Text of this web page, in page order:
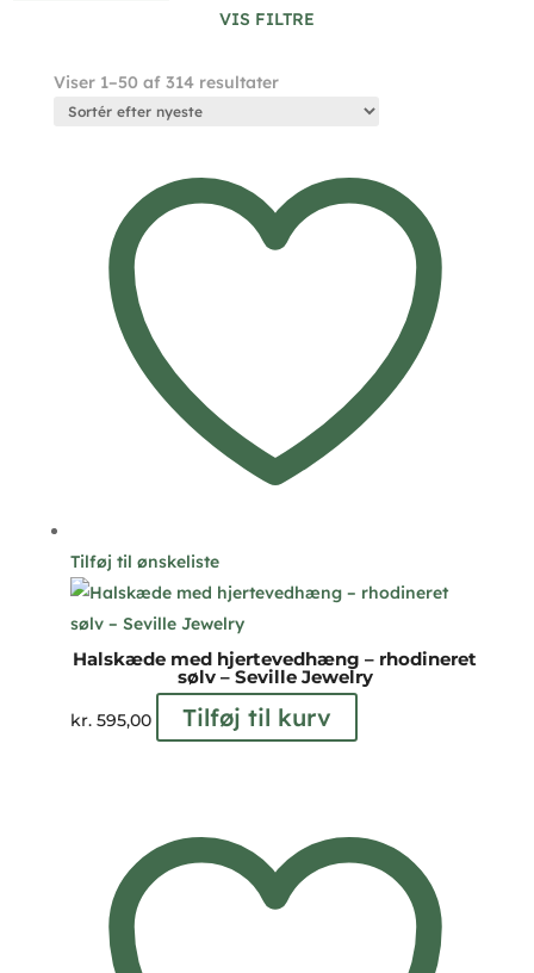
VIS FILTRE
Viser 1–50 af 314 resultaterSorteret
Tilføj til ønskeliste
Halskæde med hjertevedhæng – rhodineret
sølv – Seville Jewelry
kr.595,00 Tilføj til kurv